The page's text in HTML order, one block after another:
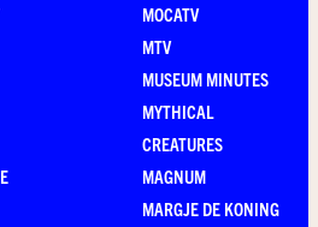
MOCATV
MTV
MUSEUM MINUTES
MYTHICAL
CREATURES
MAGNUM
MARGJE DE KONING